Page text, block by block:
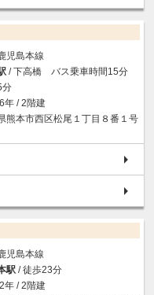
児島本線
/ 下高橋 バス乗車時間15分
分
年 / 2階建
熊本市西区松尾１丁目８番１号
児島本線
駅 / 徒歩23分
年 / 2階建